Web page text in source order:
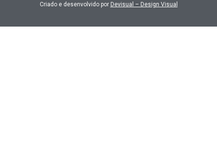
Criado e desenvolvido por Devisual – Design Visual